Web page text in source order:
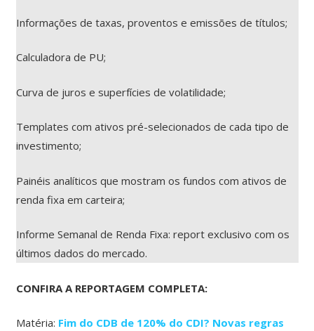
Informações de taxas, proventos e emissões de títulos;
Calculadora de PU;
Curva de juros e superfícies de volatilidade;
Templates com ativos pré-selecionados de cada tipo de
investimento;
Painéis analíticos que mostram os fundos com ativos de
renda fixa em carteira;
Informe Semanal de Renda Fixa: report exclusivo com os
últimos dados do mercado.
CONFIRA A REPORTAGEM COMPLETA:
Matéria: Fim do CDB de 120% do CDI? Novas regras